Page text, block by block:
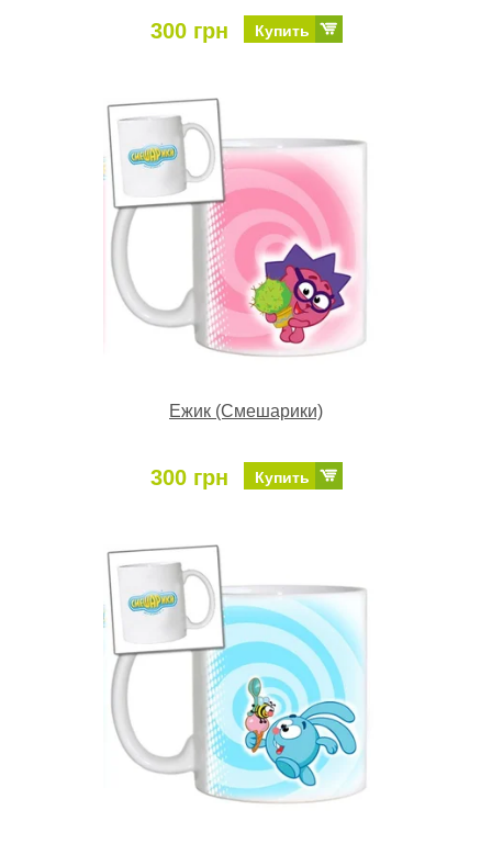
300 грн Купить
Ежик (Смешарики)
300 грн Купить